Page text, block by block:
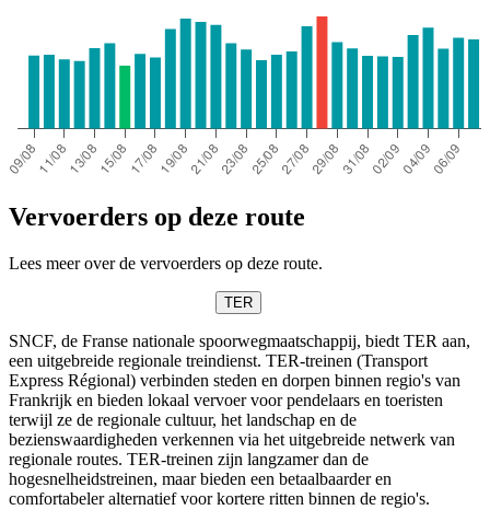
Vervoerders op deze route
Lees meer over de vervoerders op deze route.
TER
SNCF, de Franse nationale spoorwegmaatschappij, biedt TER aan,
een uitgebreide regionale treindienst. TER-treinen (Transport
Express Régional) verbinden steden en dorpen binnen regio's van
Frankrijk en bieden lokaal vervoer voor pendelaars en toeristen
terwijl ze de regionale cultuur, het landschap en de
bezienswaardigheden verkennen via het uitgebreide netwerk van
regionale routes. TER-treinen zijn langzamer dan de
hogesnelheidstreinen, maar bieden een betaalbaarder en
comfortabeler alternatief voor kortere ritten binnen de regio's.